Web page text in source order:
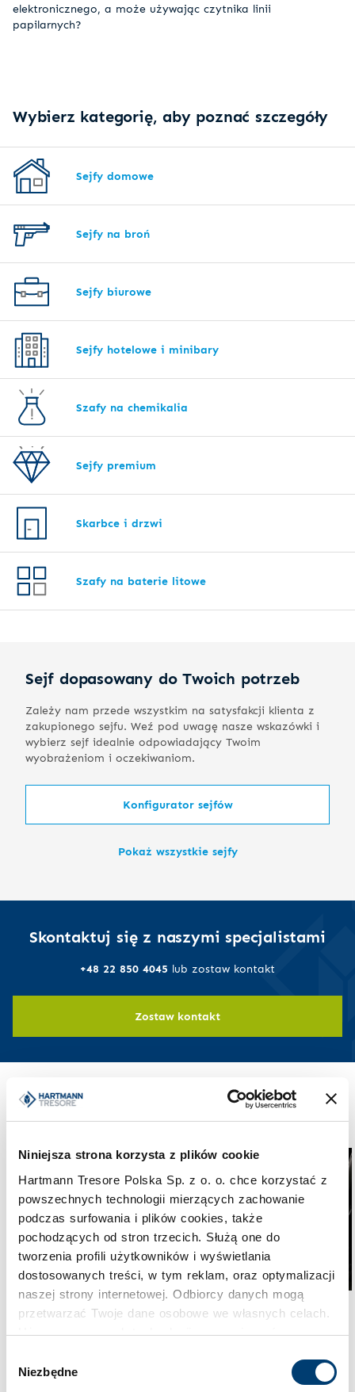
Niniejsza strona korzysta z plików cookie
Hartmann Tresore Polska Sp. z o. o. chce korzystać z
powszechnych technologii mierzących zachowanie
podczas surfowania i plików cookies, także
pochodzących od stron trzecich. Służą one do
tworzenia profili użytkowników i wyświetlania
dostosowanych treści, w tym reklam, oraz optymalizacji
naszej strony internetowej. Odbiorcy danych mogą
przetwarzać Twoje dane osobowe we własnych celach.
Używamy pewnych technologii w oparciu o równowagę
zgody
Niezbędne
elektronicznego, a może używając czytnika linii
papilarnych?
Wybierz kategorię, aby poznać szczegóły
Sejfy domowe
Sejfy na broń
Sejfy biurowe
Sejfy hotelowe i minibary
Szafy na chemikalia
Sejfy premium
Skarbce i drzwi
Szafy na baterie litowe
Sejf dopasowany do Twoich potrzeb
Zależy nam przede wszystkim na satysfakcji klienta z
zakupionego sejfu. Weź pod uwagę nasze wskazówki i
wybierz sejf idealnie odpowiadający Twoim
wyobrażeniom i oczekiwaniom.
Konfigurator sejfów
Pokaż wszystkie sejfy
Skontaktuj się z naszymi specjalistami
+48 22 850 4045 lub zostaw kontakt
Zostaw kontakt
Może Cię jeszcze zainteresować
Bezpieczeństwo i technologia
Baterie litowo-jonowe:
przewodnik
Bezpieczeństwo i technologia
Case study: sejf na
zabudowie meblowej